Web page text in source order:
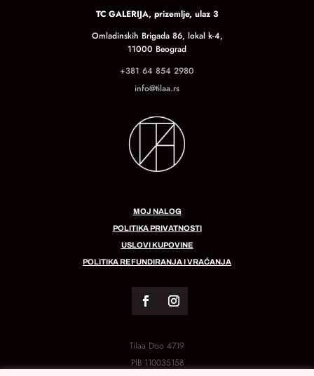
TC GALERIJA, prizemlje, ulaz 3
Omladinskih Brigada 86, lokal k-4,
11000 Beograd
+381 64 854 2980
info@tilaa.rs
MOJ NALOG
POLITIKA PRIVATNOSTI
USLOVI KUPOVINE
POLITIKA REFUNDIRANJA I VRAĆANJA
Tilaa Doo 4719
PIB 110035158